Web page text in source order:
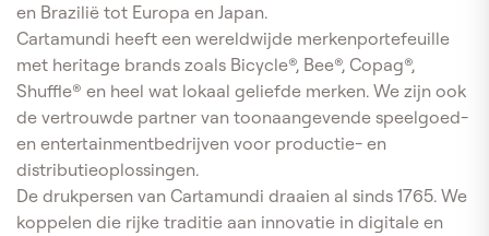
en Brazilië tot Europa en Japan.
Cartamundi heeft een wereldwijde merkenportefeuille
met heritage brands zoals Bicycle®, Bee®, Copag®,
Shuffle® en heel wat lokaal geliefde merken. We zijn ook
de vertrouwde partner van toonaangevende speelgoed-
en entertainmentbedrijven voor productie- en
distributieoplossingen.
De drukpersen van Cartamundi draaien al sinds 1765. We
koppelen die rijke traditie aan innovatie in digitale en